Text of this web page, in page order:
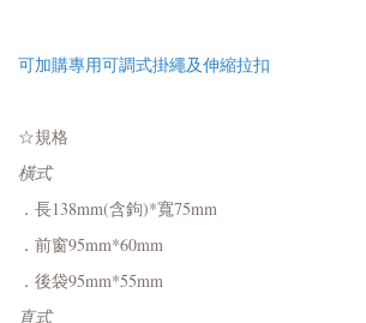
可加購專用可調式掛繩及伸縮拉扣
☆規格
橫式
．長138mm(含鉤)*寬75mm
．前窗95mm*60mm
．後袋95mm*55mm
直式